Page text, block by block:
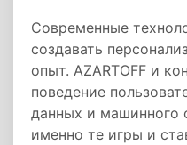
Современные
создавать
опыт. AZARTOFF и
поведение
данных и машинного
именно те игры и